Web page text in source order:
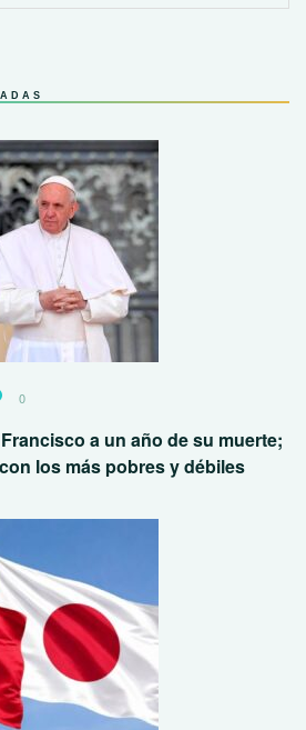
0
a un año de su muerte;
los más pobres y débiles